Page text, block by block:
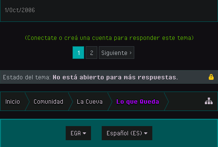
1/Oct/2006
(Conectate o creá una cuenta para responder este tema)
1
2 Siguiente >
Estado del tema: No está abierto para más respuestas.
Inicio Comunidad La Cueva Lo que Queda
EGA Español (ES)